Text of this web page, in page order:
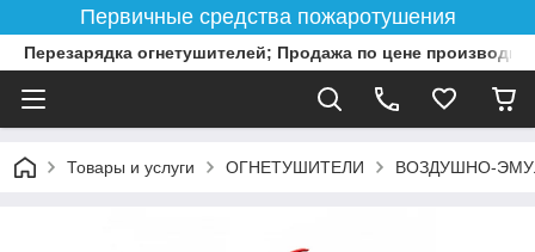
Первичные средства пожаротушения
Перезарядка огнетушителей; Продажа по цене
Товары и услуги ОГНЕТУШИТЕЛИ ВОЗДУШНО-